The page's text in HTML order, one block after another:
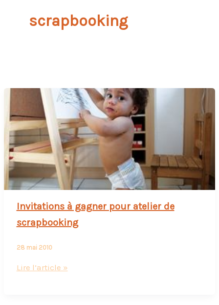
scrapbooking
Invitations à gagner pour atelier de
scrapbooking
28 mai 2010
Invitations
Lire l’article »